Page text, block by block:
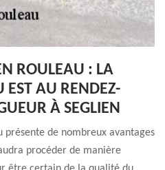
ROULEAU : LA
EST AU RENDEZ-
À SEGLIEN
présente de nombreux avantages
procéder de manière